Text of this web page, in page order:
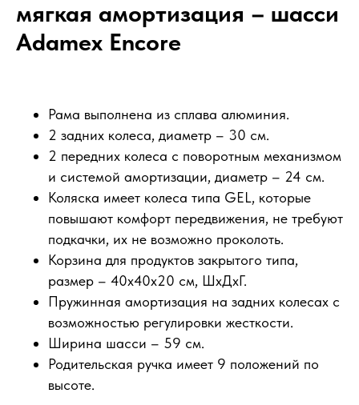
мягкая амортизация – шасси
Adamex Encore
Рама выполнена из сплава алюминия.
2 задних колеса, диаметр – 30 см.
2 передних колеса с поворотным механизмом
и системой амортизации, диаметр – 24 см.
Коляска имеет колеса типа GEL, которые
повышают комфорт передвижения, не требуют
подкачки, их не возможно проколоть.
Корзина для продуктов закрытого типа,
размер – 40х40х20 см, ШхДхГ.
Пружинная амортизация на задних колесах с
возможностью регулировки жесткости.
Ширина шасси – 59 см.
Родительская ручка имеет 9 положений по
высоте.